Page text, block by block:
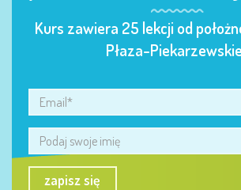
Kurs zawiera 25 lekcji od
Płaza-
zapisz się